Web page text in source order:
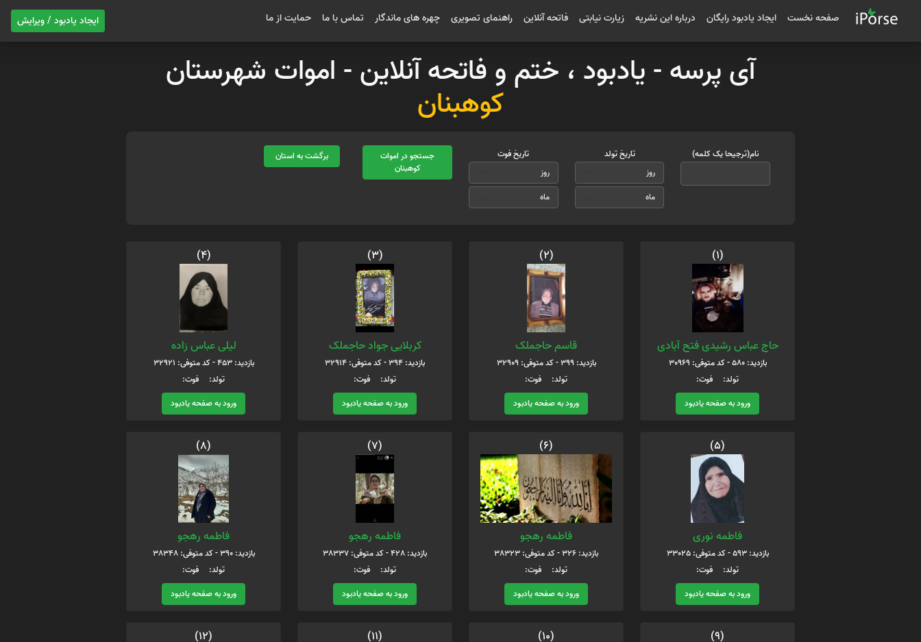
ایجاد یادبود / ویرایش صفحه نخست ایجاد یادبود رایگان درباره این نشریه زیارت نیابتی فاتحه آنلاین راهنمای تصویری چهره های ماندگار تماس با ما حمایت از ما
آی پرسه - یادبود ، ختم و فاتحه آنلاین - اموات شهرستان
کوهبنان
نام(ترجیحا یک کلمه) تاریخ تولد تاریخ فوت
جستجو در اموات
کوهبنان
برگشت به استان
(1)
حاج عباس رشیدی فتح آبادی
بازدید: 580 - کد متوفی: 30969
تولد: فوت:
ورود به صفحه یادبود
(2)
قاسم حاجملک
بازدید: 399 - کد متوفی: 32909
تولد: فوت:
ورود به صفحه یادبود
(3)
کربلایی جواد حاجملک
بازدید: 394 - کد متوفی: 32914
تولد: فوت:
ورود به صفحه یادبود
(4)
لیلی عباس زاده
بازدید: 453 - کد متوفی: 32921
تولد: فوت:
ورود به صفحه یادبود
(5)
فاطمه نوری
بازدید: 593 - کد متوفی: 33025
تولد: فوت:
ورود به صفحه یادبود
(6)
فاطمه رهجو
بازدید: 326 - کد متوفی: 38323
تولد: فوت:
ورود به صفحه یادبود
(7)
فاطمه رهجو
بازدید: 428 - کد متوفی: 38337
تولد: فوت:
ورود به صفحه یادبود
(8)
فاطمه رهجو
بازدید: 390 - کد متوفی: 38348
تولد: فوت:
ورود به صفحه یادبود
(9)
(10)
(11)
(12)